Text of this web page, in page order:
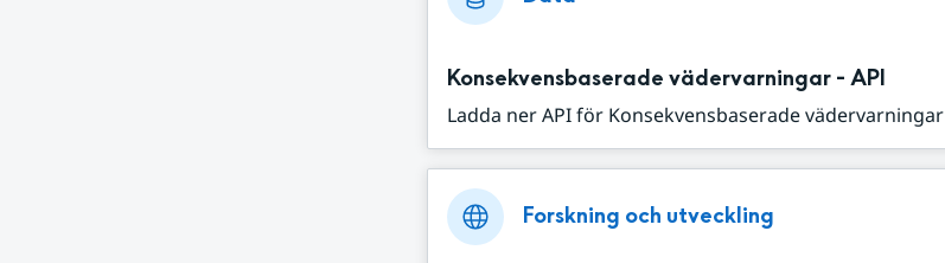
Konsekvensbaserade vädervarningar - API
Ladda ner API för Konsekvensbaserade vädervarningar
Forskning och utveckling